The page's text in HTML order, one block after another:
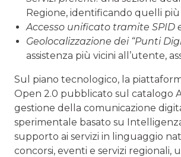
Regione, identificando quelli
Accesso unificato tramite SPID
Geolocalizzazione dei “Punti
assistenza più vicini all’utente,
Sul piano tecnologico, la
Open 2.0 pubblicato sul catalogo
gestione della comunicazione
sperimentale basato su
supporto ai servizi in linguaggio
concorsi, eventi e servizi regionali,